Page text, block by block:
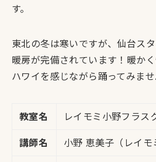
す。
東北の冬は寒いですが、仙台ス
暖房が完備されています！暖か
ハワイを感じながら踊ってみませ
教室名 レイモミ小野フラス
講師名 小野 恵美子（レイモ